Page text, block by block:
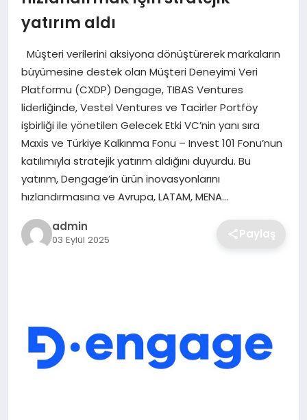
SAĞLIK
SIYASET
SPOR
TEKNOLOJI
YAŞAM
yatırım aldı
Müşteri verilerini aksiyona dönüştürerek markaların
büyümesine destek olan Müşteri Deneyimi Veri
Platformu (CXDP) Dengage, TIBAS Ventures
liderliğinde, Vestel Ventures ve Tacirler Portföy
işbirliği ile yönetilen Gelecek Etki VC’nin yanı sıra
Maxis ve Türkiye Kalkınma Fonu – Invest 101 Fonu’nun
katılımıyla stratejik yatırım aldığını duyurdu. Bu
yatırım, Dengage’in ürün inovasyonlarını
hızlandırmasına ve Avrupa, LATAM, MENA…
admin
03 Eylül 2025 Paylaş